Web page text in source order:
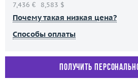
7,436 € 8,583 $
Почему такая низкая цена?
Способы оплаты
Получить